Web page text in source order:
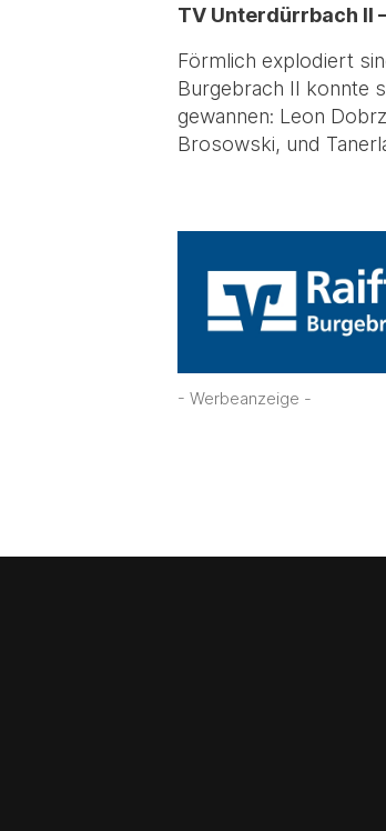
TV Unterdürrbach II
Förmlich explodiert
Burgebrach II konnte
gewannen: Leon
Brosowski, und
- Werbeanzeige -